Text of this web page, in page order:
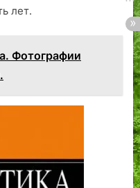
лет.
Фотографии